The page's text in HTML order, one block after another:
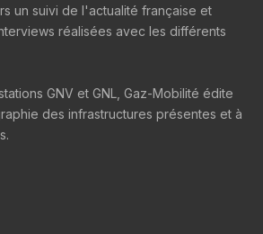
un suivi de l'actualité française et
réalisées avec les différents
GNV et GNL, Gaz-Mobilité édite
des infrastructures présentes et à